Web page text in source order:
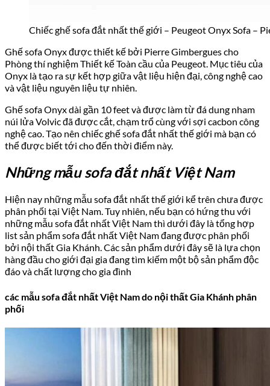
Chiếc ghế sofa đắt nhất thế giới – Peugeot Onyx Sofa –
Ghế sofa Onyx được thiết kế bởi Pierre Gimbergues cho
Phòng thí nghiệm Thiết kế Toàn cầu của Peugeot. Mục tiêu của
Onyx là tạo ra sự kết hợp giữa vật liệu hiện đại, công nghệ cao
và vật liệu nguyên liệu tự nhiên.
Ghế sofa Onyx dài gần 10 feet và được làm từ đá dung nham
núi lửa Volvic đã được cắt, chạm trổ cùng với sợi cacbon công
nghệ cao. Tạo nên chiếc ghế sofa đắt nhất thế giới mà bạn có
thể được biết tới cho đến thời điểm này.
Những mẫu sofa đắt nhất Việt Nam
Hiện nay những mẫu sofa đắt nhất thế giới kể trên chưa được
phân phối tại Việt Nam. Tuy nhiên, nếu bạn có hứng thu với
những mẫu sofa đắt nhất Việt Nam thì dưới đây là tổng hợp
list sản phẩm sofa đắt nhất Việt Nam đang được phân phối
bởi nội thất Gia Khánh. Các sản phẩm dưới đây sẽ là lựa chọn
hàng đầu cho giới đại gia đang tìm kiếm một bộ sản phẩm độc
đáo và chất lượng cho gia đình
các mẫu sofa đắt nhất Việt Nam do nội thất Gia Khánh phân
phối